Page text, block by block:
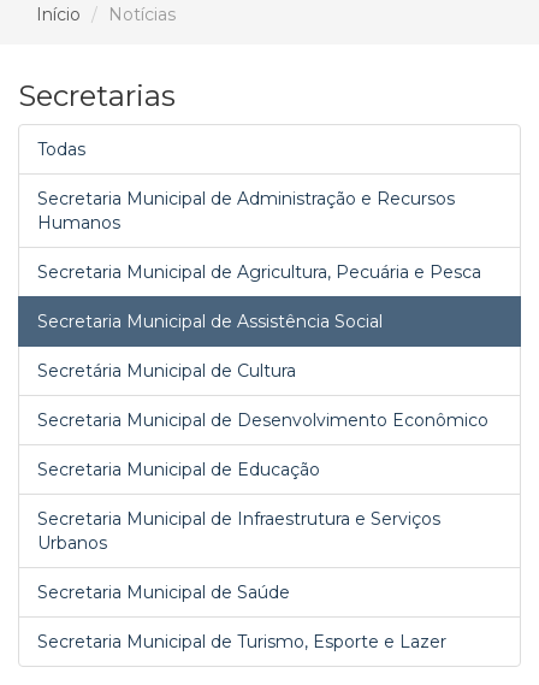
Início Notícias
Secretarias
Todas
Secretaria Municipal de Administração e Recursos
Humanos
Secretaria Municipal de Agricultura, Pecuária e Pesca
Secretaria Municipal de Assistência Social
Secretária Municipal de Cultura
Secretaria Municipal de Desenvolvimento Econômico
Secretaria Municipal de Educação
Secretaria Municipal de Infraestrutura e Serviços
Urbanos
Secretaria Municipal de Saúde
Secretaria Municipal de Turismo, Esporte e Lazer